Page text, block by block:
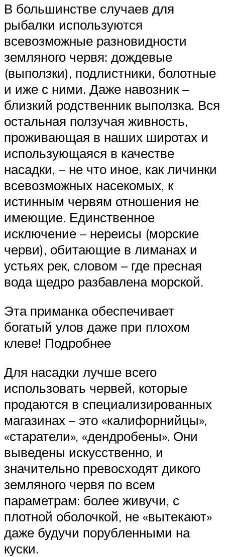
В большинстве случаев для
рыбалки используются
всевозможные разновидности
земляного червя: дождевые
(выползки), подлистники, болотные
и иже с ними. Даже навозник –
близкий родственник выползка. Вся
остальная ползучая живность,
проживающая в наших широтах и
использующаяся в качестве
насадки, – не что иное, как личинки
всевозможных насекомых, к
истинным червям отношения не
имеющие. Единственное
исключение – нереисы (морские
черви), обитающие в лиманах и
устьях рек, словом – где пресная
вода щедро разбавлена морской.
Эта приманка обеспечивает
богатый улов даже при плохом
клеве! Подробнее
Для насадки лучше всего
использовать червей, которые
продаются в специализированных
магазинах – это «калифорнийцы»,
«старатели», «дендробены». Они
выведены искусственно, и
значительно превосходят дикого
земляного червя по всем
параметрам: более живучи, с
плотной оболочкой, не «вытекают»
даже будучи порубленными на
куски.